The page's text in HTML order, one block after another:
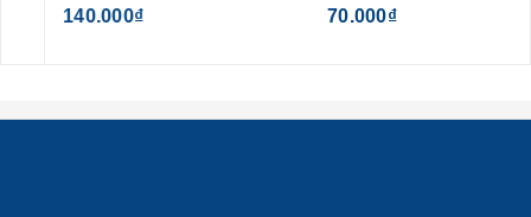
140.000₫
70.000₫